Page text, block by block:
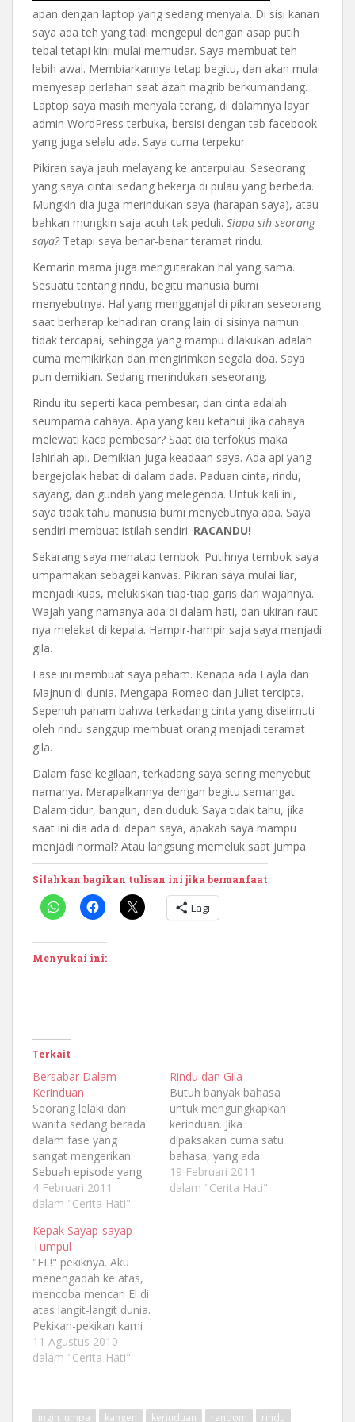
apan dengan laptop yang sedang menyala. Di sisi kanan
saya ada teh yang tadi mengepul dengan asap putih
tebal tetapi kini mulai memudar. Saya membuat teh
lebih awal. Membiarkannya tetap begitu, dan akan mulai
menyesap perlahan saat azan magrib berkumandang.
Laptop saya masih menyala terang, di dalamnya layar
admin WordPress terbuka, bersisi dengan tab facebook
yang juga selalu ada. Saya cuma terpekur.
Pikiran saya jauh melayang ke antarpulau. Seseorang
yang saya cintai sedang bekerja di pulau yang berbeda.
Mungkin dia juga merindukan saya (harapan saya), atau
bahkan mungkin saja acuh tak peduli. Siapa sih seorang
saya?Tetapi saya benar-benar teramat rindu.
Kemarin mama juga mengutarakan hal yang sama.
Sesuatu tentang rindu, begitu manusia bumi
menyebutnya. Hal yang mengganjal di pikiran seseorang
saat berharap kehadiran orang lain di sisinya namun
tidak tercapai, sehingga yang mampu dilakukan adalah
cuma memikirkan dan mengirimkan segala doa. Saya
pun demikian. Sedang merindukan seseorang.
Rindu itu seperti kaca pembesar, dan cinta adalah
seumpama cahaya. Apa yang kau ketahui jika cahaya
melewati kaca pembesar? Saat dia terfokus maka
lahirlah api. Demikian juga keadaan saya. Ada api yang
bergejolak hebat di dalam dada. Paduan cinta, rindu,
sayang, dan gundah yang melegenda. Untuk kali ini,
saya tidak tahu manusia bumi menyebutnya apa. Saya
sendiri membuat istilah sendiri: RACANDU!
Sekarang saya menatap tembok. Putihnya tembok saya
umpamakan sebagai kanvas. Pikiran saya mulai liar,
menjadi kuas, melukiskan tiap-tiap garis dari wajahnya.
Wajah yang namanya ada di dalam hati, dan ukiran raut-
nya melekat di kepala. Hampir-hampir saja saya menjadi
gila.
Fase ini membuat saya paham. Kenapa ada Layla dan
Majnun di dunia. Mengapa Romeo dan Juliet tercipta.
Sepenuh paham bahwa terkadang cinta yang diselimuti
oleh rindu sanggup membuat orang menjadi teramat
gila.
Dalam fase kegilaan, terkadang saya sering menyebut
namanya. Merapalkannya dengan begitu semangat.
Dalam tidur, bangun, dan duduk. Saya tidak tahu, jika
saat ini dia ada di depan saya, apakah saya mampu
menjadi normal? Atau langsung memeluk saat jumpa.
Silahkan bagikan tulisan ini jika bermanfaat
Lagi
Menyukai ini:
Terkait
Bersabar Dalam
Kerinduan
Seorang lelaki dan
wanita sedang berada
dalam fase yang
sangat mengerikan.
Sebuah episode yang
manusia bumi
menyebutnya cinta.
fase-fase, dan kali ini
mereka memasuki fase
kerinduan.
4 Februari 2011
dalam "Cerita Hati"
Rindu dan Gila
Butuh banyak bahasa
untuk mengungkapkan
kerinduan. Jika
dipaksakan cuma satu
bahasa, yang ada
cuma racauan. Ricuh
bertubi-tubi dari bibir
19 Februari 2011
dalam "Cerita Hati"
Kepak Sayap-sayap
Tumpul
"EL!" pekiknya. Aku
menengadah ke atas,
mencoba mencari El di
atas langit-langit dunia.
Pekikan-pekikan kami
terbitkan, demikian
seperti yang diajarkan
butuh dia, kapan pun,
11 Agustus 2010
dalam "Cerita Hati"
ingin jumpa kangen kerinduan random
rindu